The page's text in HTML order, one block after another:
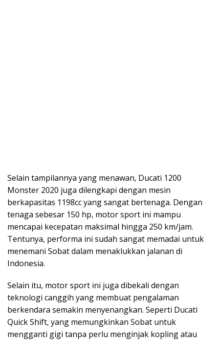
Selain tampilannya yang menawan, Ducati 1200
Monster 2020 juga dilengkapi dengan mesin
berkapasitas 1198cc yang sangat bertenaga. Dengan
tenaga sebesar 150 hp, motor sport ini mampu
mencapai kecepatan maksimal hingga 250 km/jam.
Tentunya, performa ini sudah sangat memadai untuk
menemani Sobat dalam menaklukkan jalanan di
Indonesia.
Selain itu, motor sport ini juga dibekali dengan
teknologi canggih yang membuat pengalaman
berkendara semakin menyenangkan. Seperti Ducati
Quick Shift, yang memungkinkan Sobat untuk
mengganti gigi tanpa perlu menginjak kopling atau